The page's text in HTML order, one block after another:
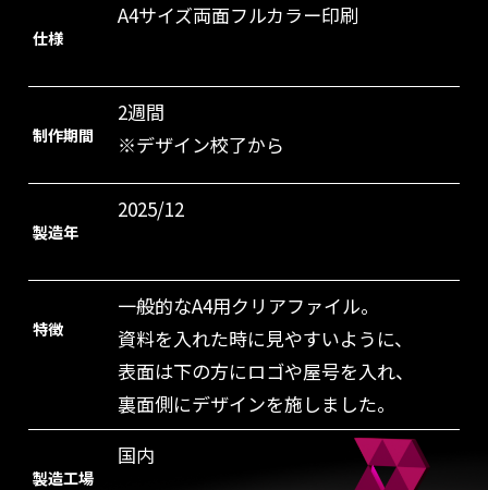
仕様
A4サイズ両面フルカラー印刷
制作期間
2週間
※デザイン校了から
製造年
2025/12
特徴
一般的なA4用クリアファイル。
資料を入れた時に見やすいように、
表面は下の方にロゴや屋号を入れ、
裏面側にデザインを施しました。
製造工場
国内